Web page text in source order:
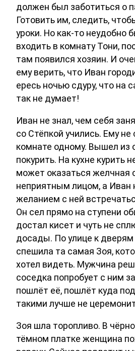
должен был заботиться о
Готовить им, следить,
уроки. Но как-то неудобно
входить в комнату Тони,
там появился хозяин. И
ему верить, что Иван
ересь ночью сдуру, что на
так не думает!
Иван не знал, чем себя
со Стёпкой учились. Ему не
комнате одному. Вышел из
покурить. На кухне курить
может оказаться желчная
неприятным лицом, а Иван
желанием с ней
Он сел прямо на ступени
достал кисет и чуть не
досады. По улице к
спешила та самая Зоя,
хотел видеть. Мужчина
соседка попробует с ним
пошлёт её, пошлёт куда
такими лучше не
Зоя шла торопливо. В
тёмном платке женщина